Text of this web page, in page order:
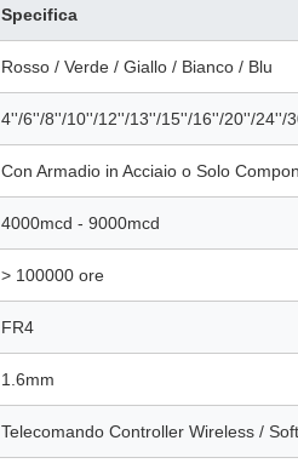
Specifica
Rosso / Verde / Giallo / Bianco / Blu
4''/6''/8''/10''/12''/13''/15''/16''/20''/24''/
Con Armadio in Acciaio o Solo
4000mcd - 9000mcd
> 100000 ore
FR4
1.6mm
Telecomando Controller Wireless /